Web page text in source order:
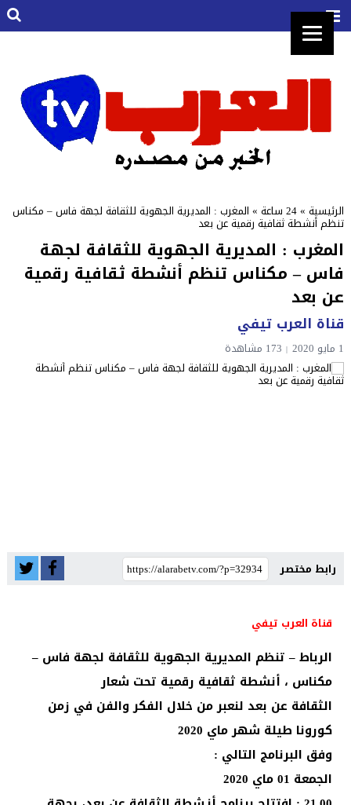
الرئيسية »24 ساعة »المغرب : المديرية الجهوية للثقافة لجهة فاس – مكناس
تنظم أنشطة ثقافية رقمية عن بعد
المغرب : المديرية الجهوية للثقافة لجهة
فاس – مكناس تنظم أنشطة ثقافية رقمية
عن بعد
قناة العرب تيفي
1 مايو 2020 173 مشاهدة
رابط مختصر
قناة العرب تيفي
الرباط – تنظم المديرية الجهوية للثقافة لجهة فاس –
مكناس ، أنشطة ثقافية رقمية تحت شعار
الثقافة عن بعد لنعبر من خلال الفكر والفن في زمن
كورونا طيلة شهر ماي 2020
وفق البرنامج التالي :
الجمعة 01 ماي 2020